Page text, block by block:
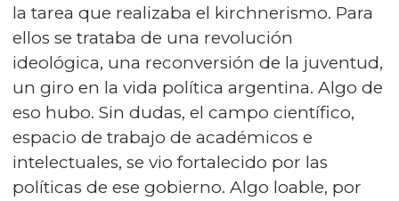
la tarea que realizaba el kirchnerismo. Para
ellos se trataba de una revolución
ideológica, una reconversión de la juventud,
un giro en la vida política argentina. Algo de
eso hubo. Sin dudas, el campo científico,
espacio de trabajo de académicos e
intelectuales, se vio fortalecido por las
políticas de ese gobierno. Algo loable, por